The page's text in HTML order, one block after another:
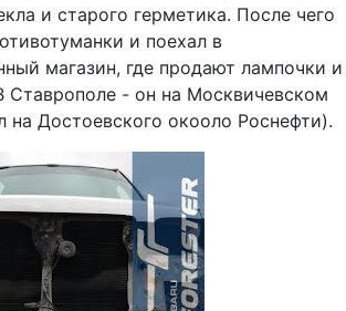
и старого герметика. После чего
и поехал в
магазин, где продают лампочки и
Ставрополе - он на Москвичевском
на Достоевского окооло Роснефти).